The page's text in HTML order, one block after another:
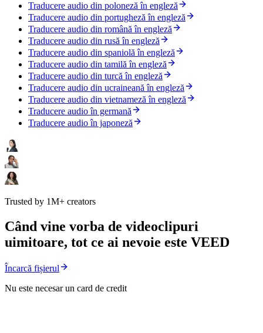
Traducere audio din poloneză în engleză
Traducere audio din portugheză în engleză
Traducere audio din română în engleză
Traducere audio din rusă în engleză
Traducere audio din spaniolă în engleză
Traducere audio din tamilă în engleză
Traducere audio din turcă în engleză
Traducere audio din ucraineană în engleză
Traducere audio din vietnameză în engleză
Traducere audio în germană
Traducere audio în japoneză
Trusted by 1M+ creators
Când vine vorba de videoclipuri
uimitoare, tot ce ai nevoie este VEED
Încarcă fișierul
Nu este necesar un card de credit